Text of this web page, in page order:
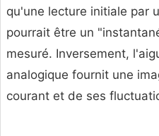
qu'une lecture initiale par
pourrait être un
mesuré. Inversement,
analogique fournit une
courant et de ses